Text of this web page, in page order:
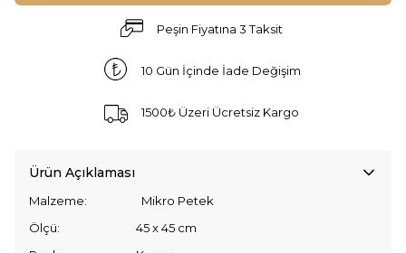
Peşin Fiyatına 3 Taksit
10 Gün İçinde İade Değişim
1500₺ Üzeri Ücretsiz Kargo
Ürün Açıklaması
Malzeme: Mikro Petek
Ölçü: 45 x 45 cm